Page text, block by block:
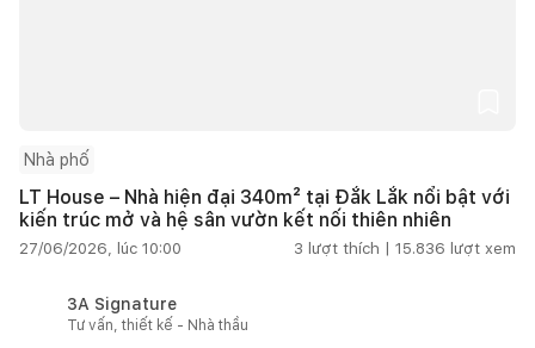
Nhà phố
LT House – Nhà hiện đại 340m² tại Đắk Lắk nổi bật với
kiến trúc mở và hệ sân vườn kết nối thiên nhiên
27/06/2026, lúc 10:00 3 lượt thích | 15.836 lượt xem
3A Signature
Tư vấn, thiết kế - Nhà thầu